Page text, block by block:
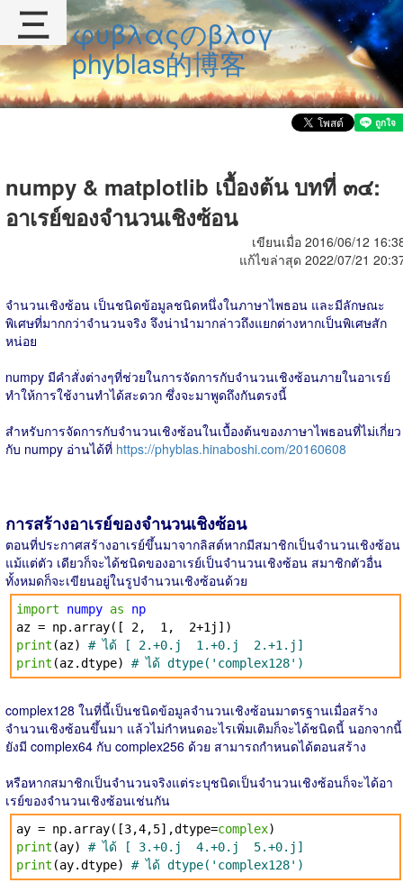
φυβλαςのβλογ
phyblas的博客
numpy & matplotlib เบื้องต้น บทที่ ๓๔:
อาเรย์ของจำนวนเชิงซ้อน
เขียนเมื่อ 2016/06/12
แก้ไขล่าสุด 2022/07/21
จำนวนเชิงซ้อน เป็นชนิดข้อมูลชนิดหนึ่งในภาษาไพธอน และมีลักษณะ
พิเศษที่มากกว่าจำนวนจริง จึงน่านำมากล่าวถึงแยกต่างหากเป็นพิเศษสัก
หน่อย
numpy มีคำสั่งต่างๆที่ช่วยในการจัดการกับจำนวนเชิงซ้อนภายในอาเรย์
ทำให้การใช้งานทำได้สะดวก ซึ่งจะมาพูดถึงกันตรงนี้
สำหรับการจัดการกับจำนวนเชิงซ้อนในเบื้องต้นของภาษาไพธอนที่ไม่เกี่ยว
กับ numpy อ่านได้ที่ https://phyblas.hinaboshi.com/20160608
การสร้างอาเรย์ของจำนวนเชิงซ้อน
ตอนที่ประกาศสร้างอาเรย์ขึ้นมาจากลิสต์หากมีสมาชิกเป็นจำนวนเชิงซ้อน
แม้แต่ตัว เดียวก็จะได้ชนิดของอาเรย์เป็นจำนวนเชิงซ้อน สมาชิกตัวอื่น
ทั้งหมดก็จะเขียนอยู่ในรูปจำนวนเชิงซ้อนด้วย
import numpy as np
az = np.array([ 2, 1, 2+1j])
print (az) # ได้ [ 2.+0.j 1.+0.j 2.+1.j]
print (az.dtype) # ได้ dtype('complex128')
complex128 ในที่นี้เป็นชนิดข้อมูลจำนวนเชิงซ้อนมาตรฐานเมื่อสร้าง
จำนวนเชิงซ้อนขึ้นมา แล้วไม่กำหนดอะไรเพิ่มเติมก็จะได้ชนิดนี้ นอกจากนี้
ยังมี complex64 กับ complex256 ด้วย สามารถกำหนดได้ตอนสร้าง
หรือหากสมาชิกเป็นจำนวนจริงแต่ระบุชนิดเป็นจำนวนเชิงซ้อนก็จะได้อา
เรย์ของจำนวนเชิงซ้อนเช่นกัน
ay = np.array([3,4,5],dtype=complex)
print (ay) # ได้ [ 3.+0.j 4.+0.j 5.+0.j]
print (ay.dtype) # ได้ dtype('complex128')
三